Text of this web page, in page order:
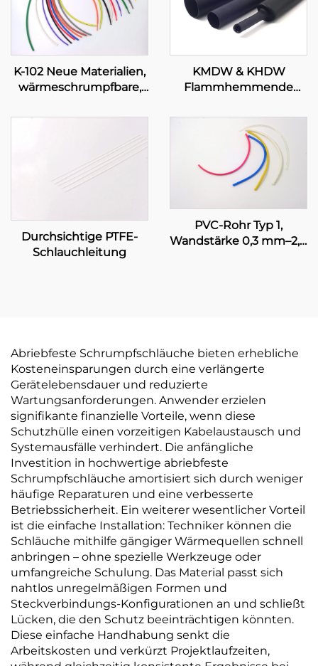
K-102 Neue Materialien,
wärmeschrumpfbare,
Schlauchleitung zur
KMDW & KHDW
Flammhemmende
Polyolefin-
Schlauchleitung mit
Klebeschicht
Durchsichtige PTFE-
Schlauchleitung
PVC-Rohr Typ 1,
Wandstärke 0,3 mm–2,0
Abriebfeste Schrumpfschläuche bieten erhebliche
Kosteneinsparungen durch eine verlängerte
Gerätelebensdauer und reduzierte
Wartungsanforderungen. Anwender erzielen
signifikante finanzielle Vorteile, wenn diese
Schutzhülle einen vorzeitigen Kabelaustausch und
Systemausfälle verhindert. Die anfängliche
Investition in hochwertige abriebfeste
Schrumpfschläuche amortisiert sich durch weniger
häufige Reparaturen und eine verbesserte
Betriebssicherheit. Ein weiterer wesentlicher Vorteil
ist die einfache Installation: Techniker können die
Schläuche mithilfe gängiger Wärmequellen schnell
anbringen – ohne spezielle Werkzeuge oder
umfangreiche Schulung. Das Material passt sich
nahtlos unregelmäßigen Formen und
Steckverbindungs-Konfigurationen an und schließt
Lücken, die den Schutz beeinträchtigen könnten.
Diese einfache Handhabung senkt die
Arbeitskosten und verkürzt Projektlaufzeiten,